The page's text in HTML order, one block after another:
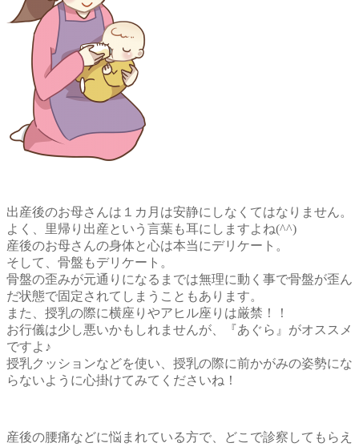
出産後のお母さんは１カ月は安静にしなくてはなりません。
よく、里帰り出産という言葉も耳にしますよね(^^)
産後のお母さんの身体と心は本当にデリケート。
そして、骨盤もデリケート。
骨盤の歪みが元通りになるまでは無理に動く事で骨盤が歪ん
だ状態で固定されてしまうこともあります。
また、授乳の際に横座りやアヒル座りは厳禁！！
お行儀は少し悪いかもしれませんが、『あぐら』がオススメ
ですよ♪
授乳クッションなどを使い、授乳の際に前かがみの姿勢にな
らないように心掛けてみてくださいね！
産後の腰痛などに悩まれている方で、どこで診察してもらえ